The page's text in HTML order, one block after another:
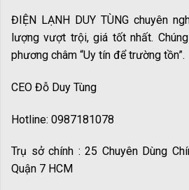
ĐIỆN LẠNH DUY TÙNG chuyên
lượng vượt trội, giá tốt nhất.
phương châm “Uy tín để trường tồn”.
CEO Đỗ Duy Tùng
Hotline: 0987181078
Trụ sở chính : 25 Chuyên Dùng
Quận 7 HCM